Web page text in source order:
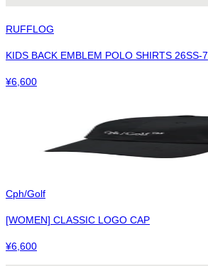
RUFFLOG
KIDS BACK EMBLEM POLO SHIRTS 26SS-7
¥6,600
Cph/Golf
[WOMEN] CLASSIC LOGO CAP
¥6,600